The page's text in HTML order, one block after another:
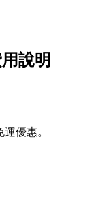
說明
優惠。